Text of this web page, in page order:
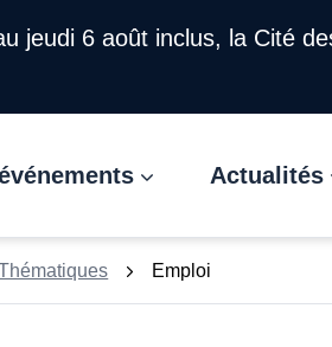
jeudi 6 août inclus, la Cité
Actualités
Emploi